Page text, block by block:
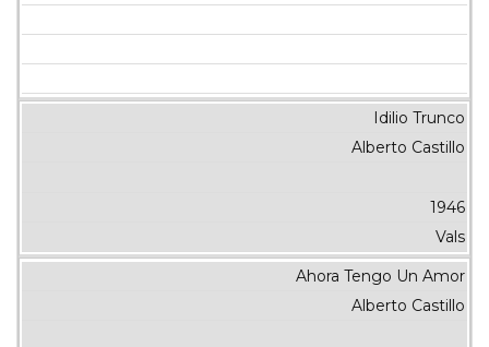
Idilio Trunco
Alberto Castillo
1946
Vals
Ahora Tengo Un Amor
Alberto Castillo